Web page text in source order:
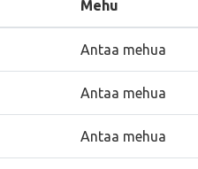
Mehu
Antaa mehua
Antaa mehua
Antaa mehua